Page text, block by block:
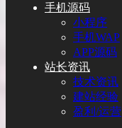
手机源码
小程序
手机WAP
APP源码
站长资讯
技术资讯
建站经验
盈利/运营